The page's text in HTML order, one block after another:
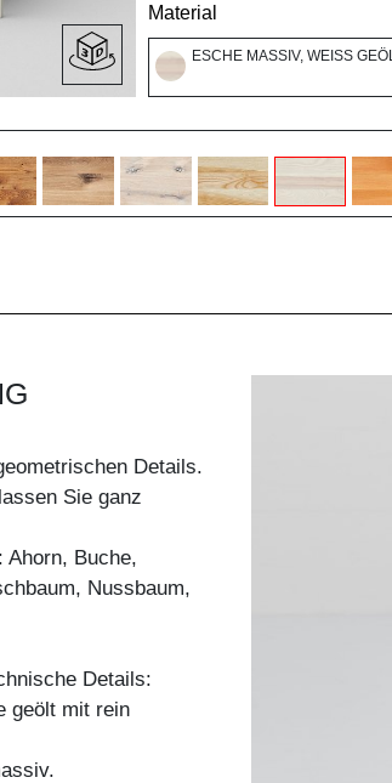
Material
ESCHE MASSIV, WEISS
Details.
Sie ganz
Ahorn, Buche,
Nussbaum,
Details:
geölt mit rein